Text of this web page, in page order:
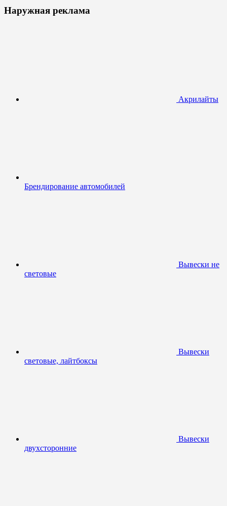
Наружная реклама
Акрилайты
Брендирование автомобилей
Вывески не
световые
Вывески
световые, лайтбоксы
Вывески
двухсторонние